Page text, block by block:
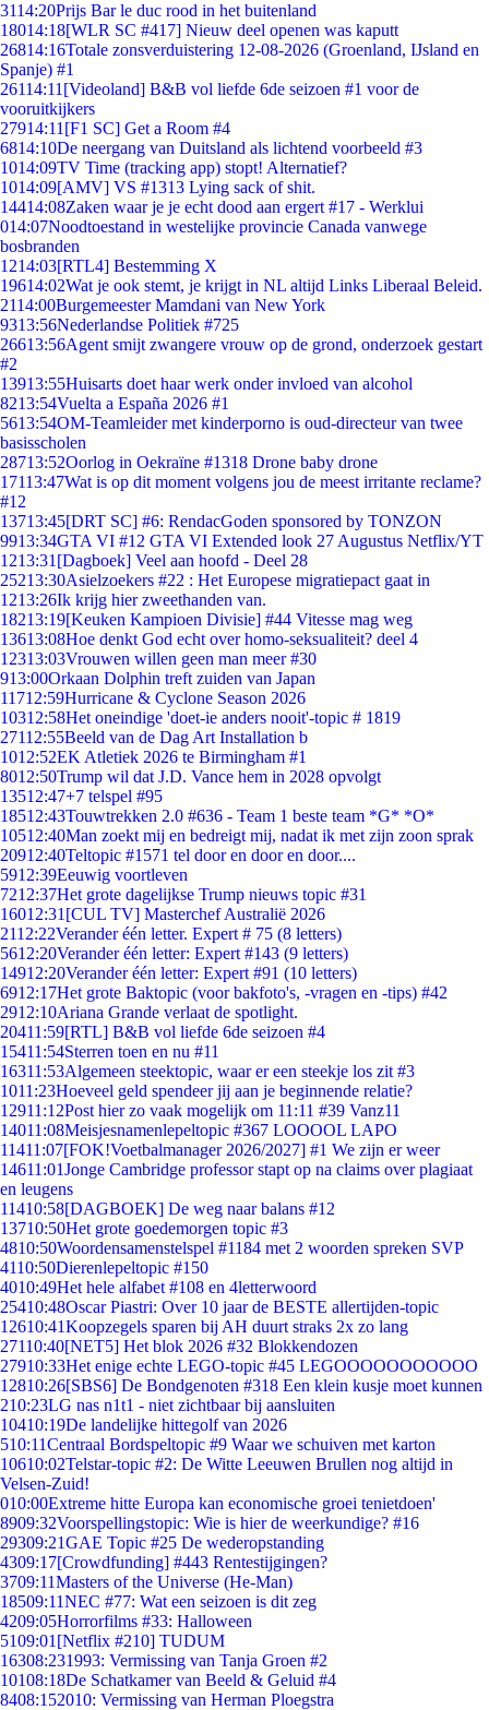
3114:20Prijs Bar le duc rood in het buitenland
18014:18[WLR SC #417] Nieuw deel openen was kaputt
26814:16Totale zonsverduistering 12-08-2026 (Groenland, IJsland en
Spanje) #1
26114:11 [Videoland] B&B vol liefde 6de seizoen #1 voor de
vooruitkijkers
27914:11 [F1 SC] Get a Room #4
6814:10De neergang van Duitsland als lichtend voorbeeld #3
1014:09TV Time (tracking app) stopt! Alternatief?
1014:09[AMV] VS #1313 Lying sack of shit.
14414:08Zaken waar je je echt dood aan ergert #17 - Werklui
014:07Noodtoestand in westelijke provincie Canada vanwege
bosbranden
1214:03[RTL4] Bestemming X
19614:02Wat je ook stemt, je krijgt in NL altijd Links Liberaal Beleid.
2114:00Burgemeester Mamdani van New York
9313:56Nederlandse Politiek #725
26613:56Agent smijt zwangere vrouw op de grond, onderzoek gestart
#2
13913:55Huisarts doet haar werk onder invloed van alcohol
8213:54Vuelta a España 2026 #1
5613:54OM-Teamleider met kinderporno is oud-directeur van twee
basisscholen
28713:52Oorlog in Oekraïne #1318 Drone baby drone
17113:47Wat is op dit moment volgens jou de meest irritante reclame?
#12
13713:45[DRT SC] #6: RendacGoden sponsored by TONZON
9913:34GTA VI #12 GTA VI Extended look 27 Augustus Netflix/YT
1213:31 [Dagboek] Veel aan hoofd - Deel 28
25213:30Asielzoekers #22 : Het Europese migratiepact gaat in
1213:26Ik krijg hier zweethanden van.
18213:19[Keuken Kampioen Divisie] #44 Vitesse mag weg
13613:08Hoe denkt God echt over homo-seksualiteit? deel 4
12313:03Vrouwen willen geen man meer #30
913:00Orkaan Dolphin treft zuiden van Japan
11712:59Hurricane & Cyclone Season 2026
10312:58Het oneindige 'doet-ie anders nooit'-topic # 1819
27112:55Beeld van de Dag Art Installation b
1012:52EK Atletiek 2026 te Birmingham #1
8012:50Trump wil dat J.D. Vance hem in 2028 opvolgt
13512:47+7 telspel #95
18512:43Touwtrekken 2.0 #636 - Team 1 beste team *G* *O*
10512:40Man zoekt mij en bedreigt mij, nadat ik met zijn zoon sprak
20912:40Teltopic #1571 tel door en door en door....
5912:39Eeuwig voortleven
7212:37Het grote dagelijkse Trump nieuws topic #31
16012:31 [CUL TV] Masterchef Australië 2026
2112:22Verander één letter. Expert # 75 (8 letters)
5612:20Verander één letter: Expert #143 (9 letters)
14912:20Verander één letter: Expert #91 (10 letters)
6912:17Het grote Baktopic (voor bakfoto's, -vragen en -tips) #42
2912:10Ariana Grande verlaat de spotlight.
20411:59[RTL] B&B vol liefde 6de seizoen #4
15411:54Sterren toen en nu #11
16311:53Algemeen steektopic, waar er een steekje los zit #3
1011:23Hoeveel geld spendeer jij aan je beginnende relatie?
12911:12Post hier zo vaak mogelijk om 11:11 #39 Vanz11
14011:08Meisjesnamenlepeltopic #367 LOOOOL LAPO
11411:07[FOK!Voetbalmanager 2026/2027] #1 We zijn er weer
14611:01Jonge Cambridge professor stapt op na claims over plagiaat
en leugens
11410:58[DAGBOEK] De weg naar balans #12
13710:50Het grote goedemorgen topic #3
4810:50Woordensamenstelspel #1184 met 2 woorden spreken SVP
4110:50Dierenlepeltopic #150
4010:49Het hele alfabet #108 en 4letterwoord
25410:48Oscar Piastri: Over 10 jaar de BESTE allertijden-topic
12610:41Koopzegels sparen bij AH duurt straks 2x zo lang
27110:40[NET5] Het blok 2026 #32 Blokkendozen
27910:33Het enige echte LEGO-topic #45 LEGOOOOOOOOOOO
12810:26[SBS6] De Bondgenoten #318 Een klein kusje moet kunnen
210:23LG nas n1t1 - niet zichtbaar bij aansluiten
10410:19De landelijke hittegolf van 2026
510:11Centraal Bordspeltopic #9 Waar we schuiven met karton
10610:02Telstar-topic #2: De Witte Leeuwen Brullen nog altijd in
Velsen-Zuid!
010:00Extreme hitte Europa kan economische groei tenietdoen'
8909:32Voorspellingstopic: Wie is hier de weerkundige? #16
29309:21GAE Topic #25 De wederopstanding
4309:17[Crowdfunding] #443 Rentestijgingen?
3709:11Masters of the Universe (He-Man)
18509:11NEC #77: Wat een seizoen is dit zeg
4209:05Horrorfilms #33: Halloween
5109:01 [Netflix #210] TUDUM
16308:231993: Vermissing van Tanja Groen #2
10108:18De Schatkamer van Beeld & Geluid #4
8408:152010: Vermissing van Herman Ploegstra